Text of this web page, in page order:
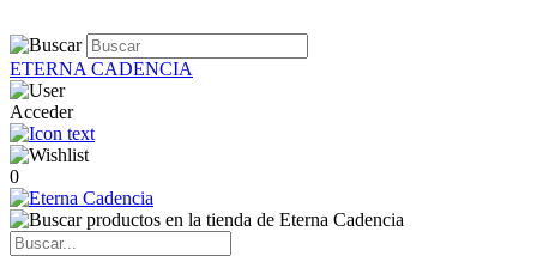
ETERNA CADENCIA
Acceder
0